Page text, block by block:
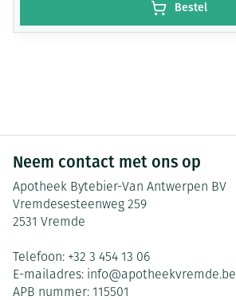
Bestel
Neem contact met ons op
Apotheek Bytebier-Van Antwerpen BV
Vremdesesteenweg 259
2531 Vremde
Telefoon: +32 3 454 13 06
E-mailadres: info@apotheekvremde.be
APB nummer: 115501